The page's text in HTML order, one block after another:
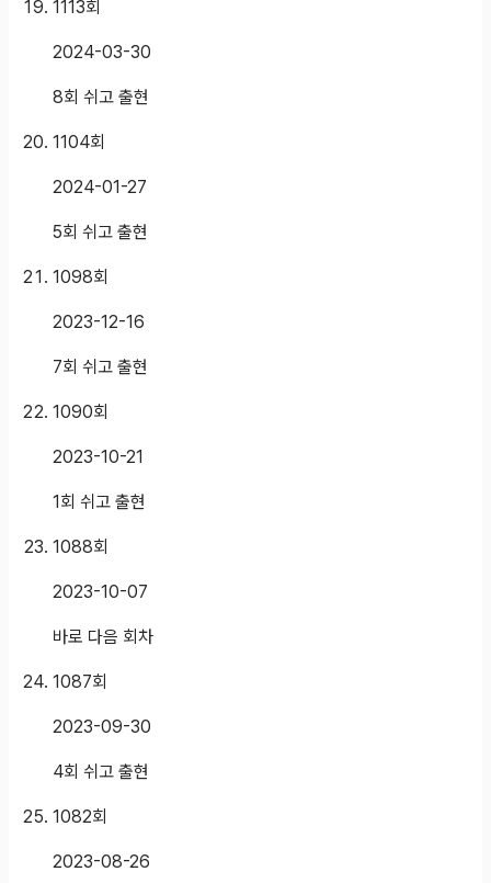
1113회
2024-03-30
8회 쉬고 출현
1104회
2024-01-27
5회 쉬고 출현
1098회
2023-12-16
7회 쉬고 출현
1090회
2023-10-21
1회 쉬고 출현
1088회
2023-10-07
바로 다음 회차
1087회
2023-09-30
4회 쉬고 출현
1082회
2023-08-26